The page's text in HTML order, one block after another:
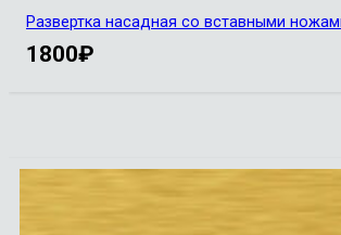
Развертка насадная со вставными
1800₽